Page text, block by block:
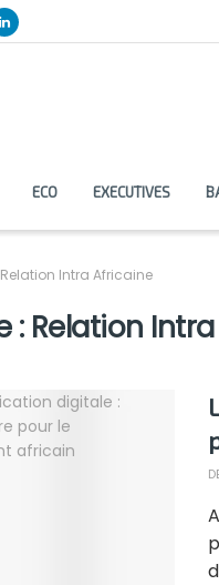
ECO EXECUTIVES
Relation Intra Africaine
: Relation